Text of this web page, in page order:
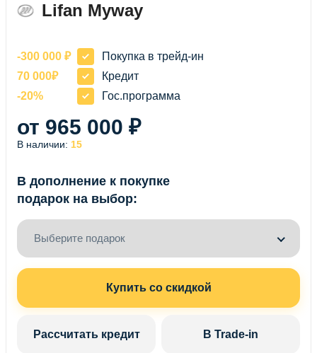
Lifan Myway
-300 000 ₽
Покупка в трейд-ин
70 000₽
Кредит
-20%
Гос.программа
от 965 000 ₽
В наличии: 15
В дополнение к покупке
подарок на выбор:
Выберите подарок
Купить со скидкой
Рассчитать кредит В Trade-in